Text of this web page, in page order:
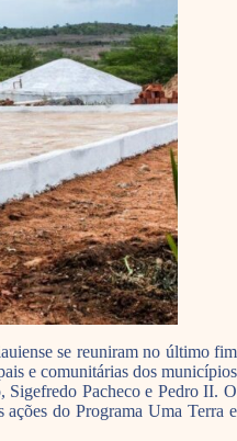
se reuniram no último fim
e comunitárias dos municípios
Pacheco e Pedro II. O
do Programa Uma Terra e